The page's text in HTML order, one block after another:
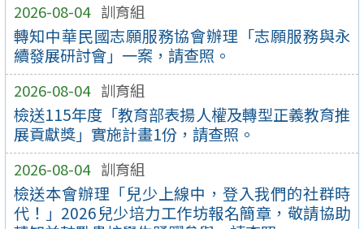
2026-08-04 訓育組
轉知中華民國志願服務協會辦理「志願服務與永
續發展研討會」一案，請查照。
2026-08-04 訓育組
檢送115年度「教育部表揚人權及轉型正義教育推
展貢獻獎」實施計畫1份，請查照。
2026-08-04 訓育組
檢送本會辦理「兒少上線中，登入我們的社群時
代！」2026兒少培力工作坊報名簡章，敬請協助